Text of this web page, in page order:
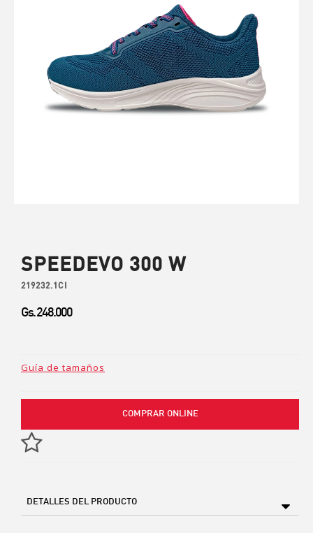
SPEEDEVO 300 W
219232.1CI
Gs. 248.000
Guía de tamaños
COMPRAR ONLINE
DETALLES DEL PRODUCTO